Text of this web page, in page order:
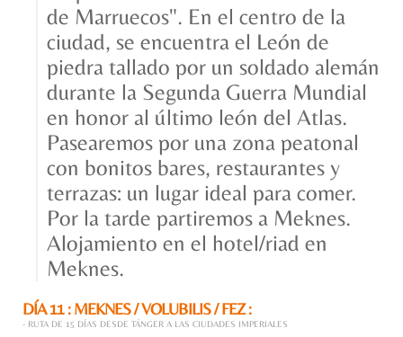
de Marruecos". En el centro de la
ciudad, se encuentra el León de
piedra tallado por un soldado alemán
durante la Segunda Guerra Mundial
en honor al último león del Atlas.
Pasearemos por una zona peatonal
con bonitos bares, restaurantes y
terrazas: un lugar ideal para comer.
Por la tarde partiremos a Meknes.
Alojamiento en el hotel/riad en
Meknes.
DÍA 11 : MEKNES / VOLUBILIS / FEZ :
- RUTA DE 15 DÍAS DESDE TÁNGER A LAS CIUDADES IMPERIALES